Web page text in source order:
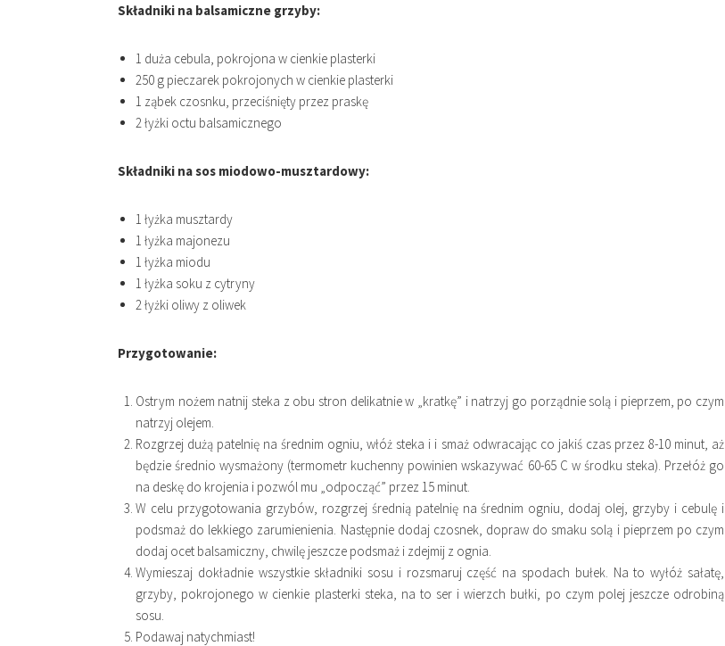
Składniki na balsamiczne grzyby:
1 duża cebula, pokrojona w cienkie plasterki
250 g pieczarek pokrojonych w cienkie plasterki
1 ząbek czosnku, przeciśnięty przez praskę
2 łyżki octu balsamicznego
Składniki na sos miodowo-musztardowy:
1 łyżka musztardy
1 łyżka majonezu
1 łyżka miodu
1 łyżka soku z cytryny
2 łyżki oliwy z oliwek
Przygotowanie:
Ostrym nożem natnij steka z obu stron delikatnie w „kratkę” i natrzyj go porządnie solą i pieprzem, po czym
natrzyj olejem.
Rozgrzej dużą patelnię na średnim ogniu, włóż steka i i smaż odwracając co jakiś czas przez 8-10 minut, aż
będzie średnio wysmażony (termometr kuchenny powinien wskazywać 60-65 C w środku steka). Przełóż go
na deskę do krojenia i pozwól mu „odpocząć” przez 15 minut.
W celu przygotowania grzybów, rozgrzej średnią patelnię na średnim ogniu, dodaj olej, grzyby i cebulę i
podsmaż do lekkiego zarumienienia. Następnie dodaj czosnek, dopraw do smaku solą i pieprzem po czym
dodaj ocet balsamiczny, chwilę jeszcze podsmaż i zdejmij z ognia.
Wymieszaj dokładnie wszystkie składniki sosu i rozsmaruj część na spodach bułek. Na to wyłóż sałatę,
grzyby, pokrojonego w cienkie plasterki steka, na to ser i wierzch bułki, po czym polej jeszcze odrobiną
sosu.
Podawaj natychmiast!